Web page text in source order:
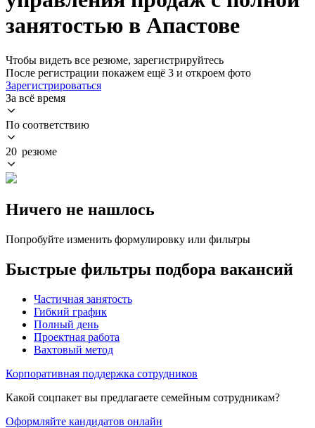
занятостью в Апастове
Чтобы видеть все резюме, зарегистрируйтесь
После регистрации покажем ещё 3 и откроем фото
Зарегистрироваться
За всё время
По соответствию
20 резюме
Ничего не нашлось
Попробуйте изменить формулировку или фильтры
Быстрые фильтры подбора вакансий
Частичная занятость
Гибкий график
Полный день
Проектная работа
Вахтовый метод
Корпоративная поддержка сотрудников
Какой соцпакет вы предлагаете семейным сотрудникам?
Оформляйте кандидатов онлайн